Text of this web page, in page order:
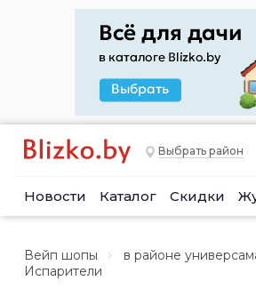
Выбрать район
Новости Каталог Скидки
Вейп шопы
в районе
Испарители